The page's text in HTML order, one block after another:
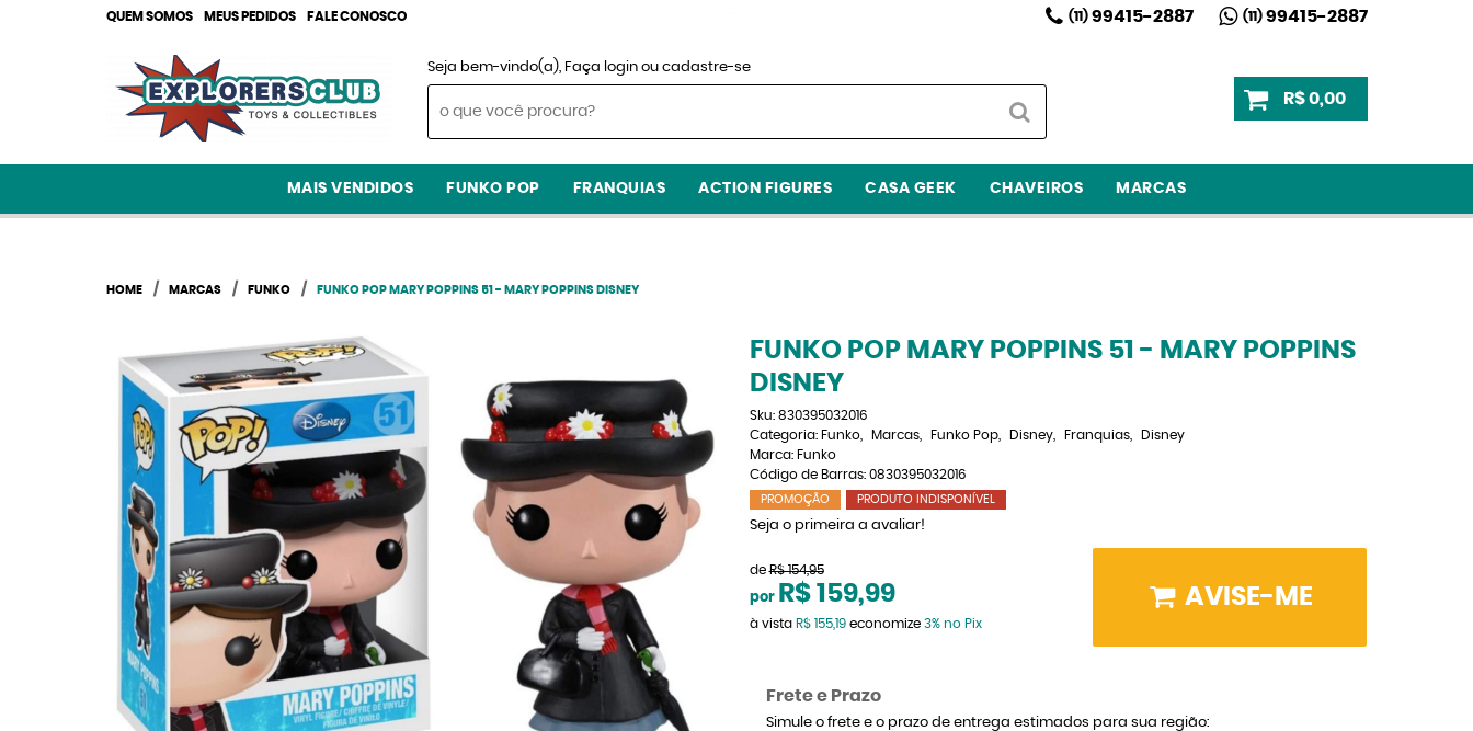
QUEM SOMOS MEUS PEDIDOS FALE CONOSCO (11)99415-2887 (11)99415-2887
Seja bem-vindo(a), Faça login ou cadastre-se
R$ 0,00
MAIS VENDIDOS FUNKO POP FRANQUIAS ACTION FIGURES CASA GEEK CHAVEIROS MARCAS
HOME MARCAS FUNKO FUNKO POP MARY POPPINS 51 - MARY POPPINS DISNEY
FUNKO POP MARY POPPINS 51 - MARY POPPINS
DISNEY
Sku: 830395032016
Categoria: Funko Marcas Funko Pop Disney Franquias
Disney
Marca: Funko
Código de Barras: 0830395032016
PROMOÇÃO PRODUTO INDISPONÍVEL
Seja o primeira a avaliar!
de R$ 154,95
por R$ 159,99
à vista R$ 155,19economize 3% no Pix
AVISE-ME
Frete e Prazo
Simule o frete e o prazo de entrega estimados para sua região: